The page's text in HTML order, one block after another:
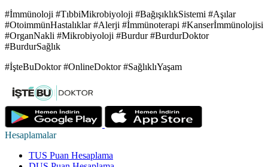
#İmmünoloji #TıbbiMikrobiyoloji #BağışıklıkSistemi #Aşılar
#OtoimmünHastalıklar #Alerji #İmmünoterapi #Kanserİmmünolojisi
#OrganNakli #Mikrobiyoloji #Burdur #BurdurDoktor
#BurdurSağlık
#İşteBuDoktor #OnlineDoktor #SağlıklıYaşam
Hesaplamalar
TUS Puan Hesaplama